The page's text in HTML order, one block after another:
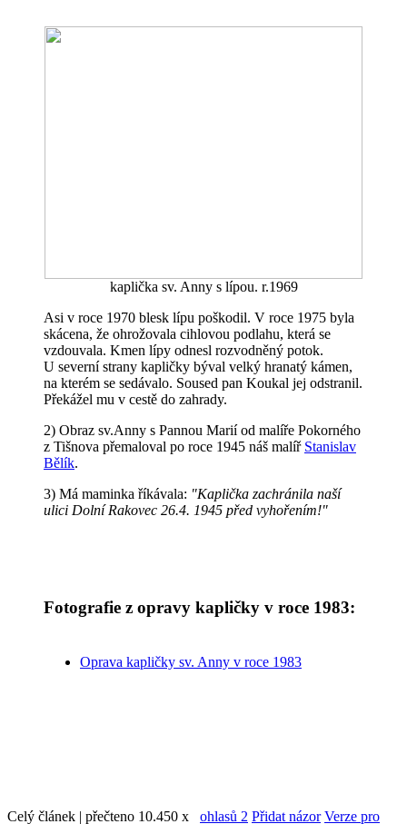
kaplička sv. Anny s lípou. r.1969
Asi v roce 1970 blesk lípu poškodil. V roce 1975 byla
skácena, že ohrožovala cihlovou podlahu, která se
vzdouvala. Kmen lípy odnesl rozvodněný potok.
U severní strany kapličky býval velký hranatý kámen,
na kterém se sedávalo. Soused pan Koukal jej odstranil.
Překážel mu v cestě do zahrady.
2) Obraz sv.Anny s Pannou Marií od malíře Pokorného
z Tišnova přemaloval po roce 1945 náš malíř Stanislav
Bělík.
3) Má maminka říkávala: "Kaplička zachránila naší
ulici Dolní Rakovec 26.4. 1945 před vyhořením!"
Fotografie z opravy kapličky v roce 1983:
Oprava kapličky sv. Anny v roce 1983
Celý článek | přečteno 10.450 x ohlasů 2 Přidat názor Verze pro